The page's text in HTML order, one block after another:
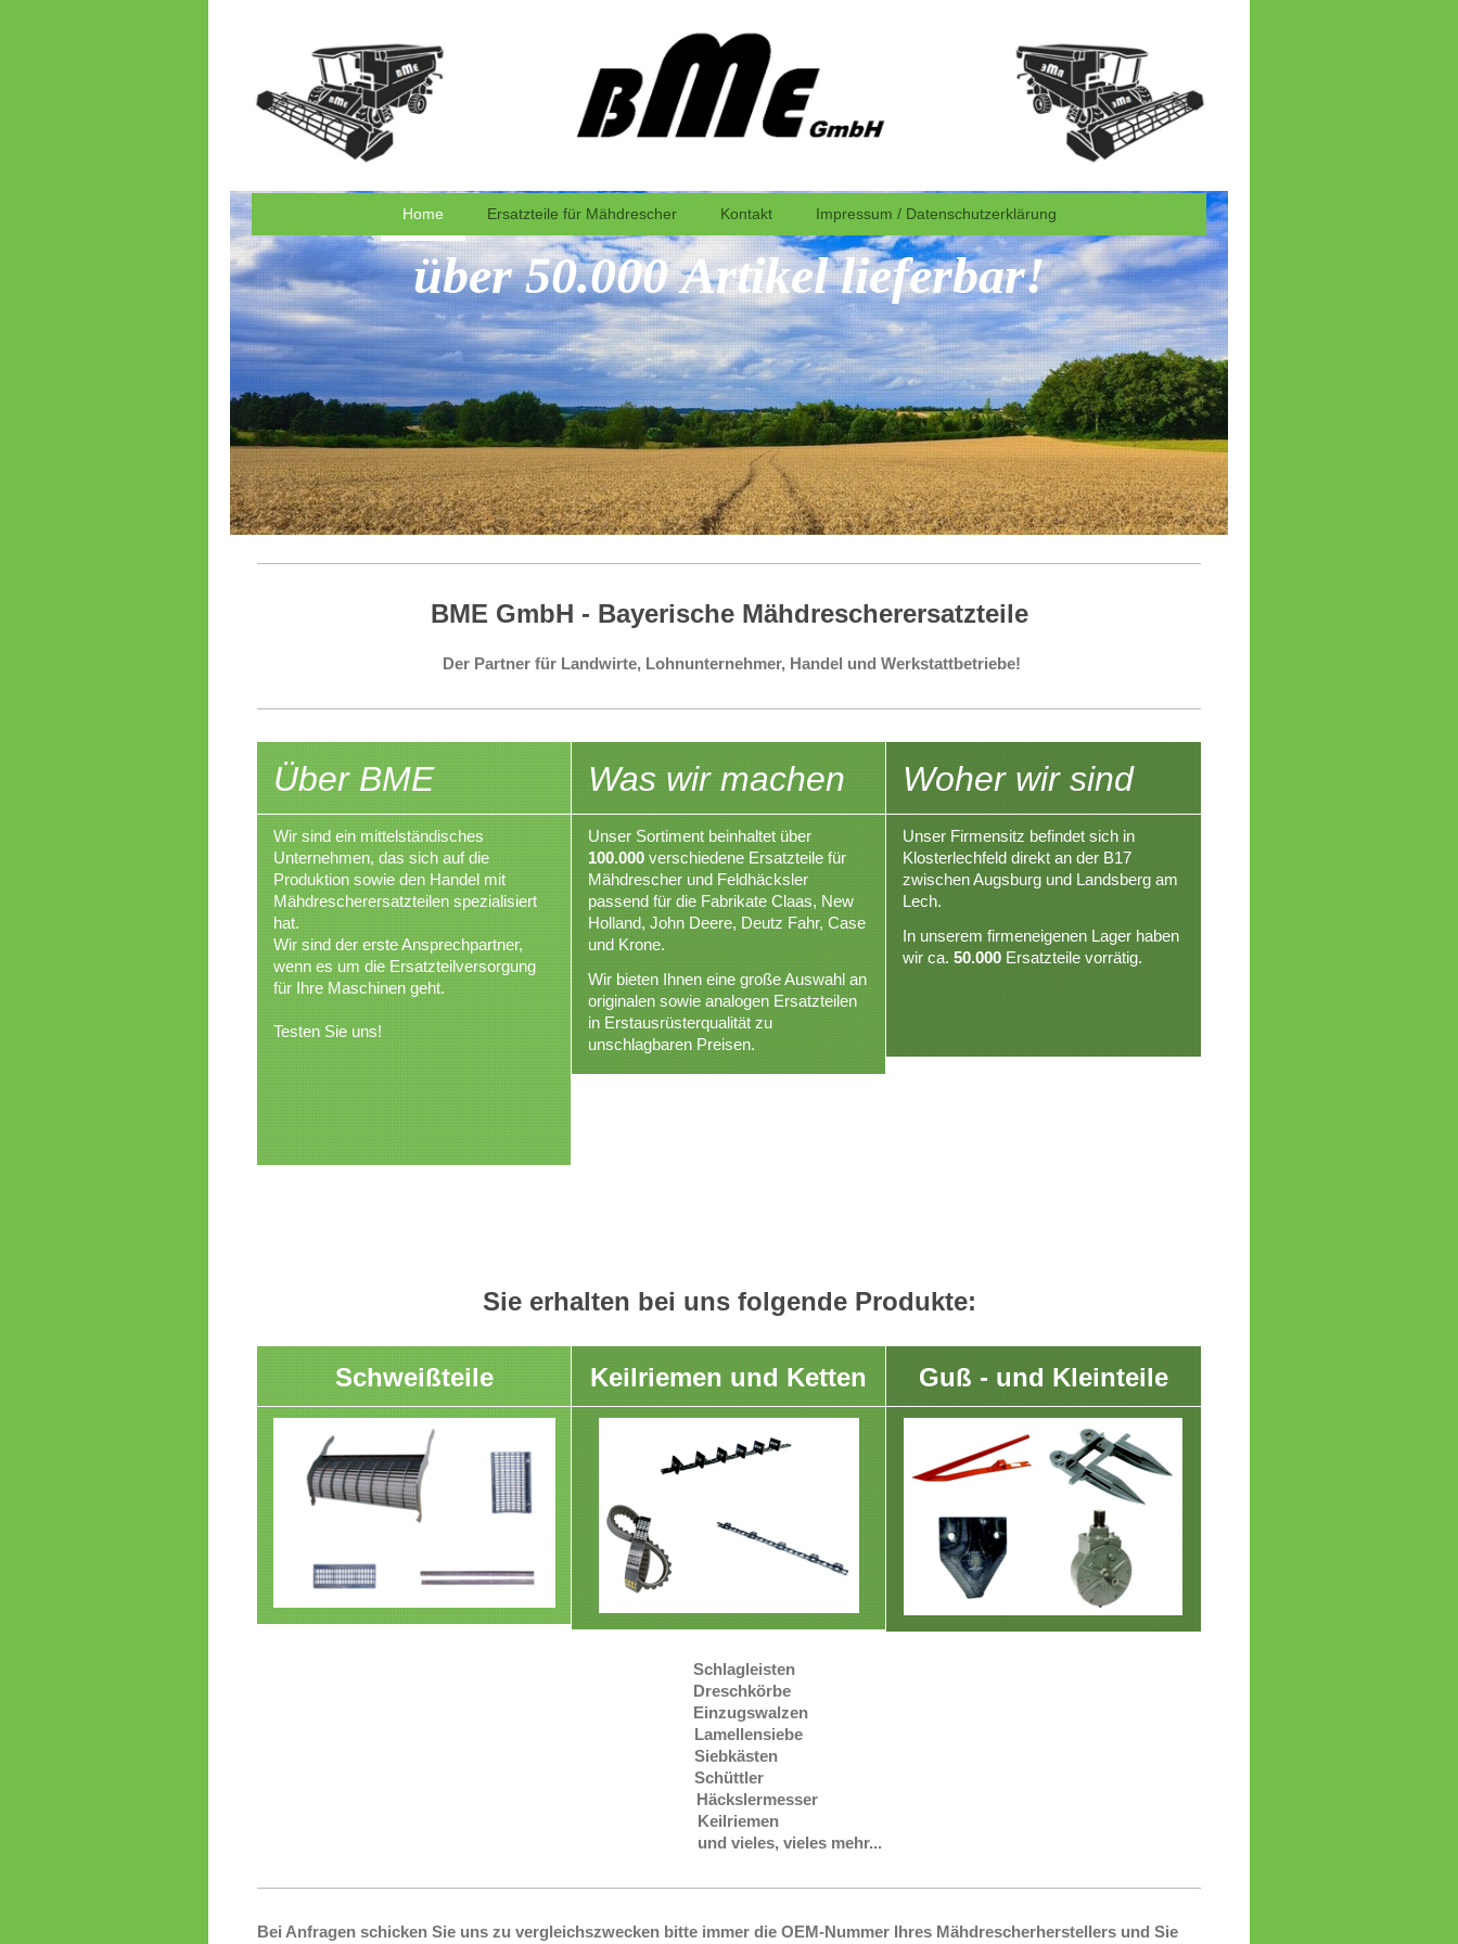
Home Ersatzteile für Mähdrescher Kontakt Impressum / Datenschutzerklärung
über 50.000 Artikel lieferbar!
BME GmbH - Bayerische Mähdrescherersatzteile
Der Partner für Landwirte, Lohnunternehmer, Handel und Werkstattbetriebe!
Über BME
Wir sind ein mittelständisches
Unternehmen, das sich auf die
Produktion sowie den Handel mit
Mähdrescherersatzteilen spezialisiert
hat.
Wir sind der erste Ansprechpartner,
wenn es um die Ersatzteilversorgung
für Ihre Maschinen geht.
Testen Sie uns!
Was wir machen
Unser Sortiment beinhaltet über
100.000verschiedene Ersatzteile für
Mähdrescher und Feldhäcksler
passend für die Fabrikate Claas, New
Holland, John Deere, Deutz Fahr, Case
und Krone.
Wir bieten Ihnen eine große Auswahl an
originalen sowie analogen Ersatzteilen
in Erstausrüsterqualität zu
unschlagbaren Preisen.
Woher wir sind
Unser Firmensitz befindet sich in
Klosterlechfeld direkt an der B17
zwischen Augsburg und Landsberg am
Lech.
In unserem firmeneigenen Lager haben
wir ca. 50.000Ersatzteile vorrätig.
Sie erhalten bei uns folgende Produkte:
Schweißteile Keilriemen und Ketten Guß - und Kleinteile
Schlagleisten
Dreschkörbe
Einzugswalzen
Lamellensiebe
Siebkästen
Schüttler
Häckslermesser
Keilriemen
und vieles, vieles mehr...
Bei Anfragen schicken Sie uns zu vergleichszwecken bitte immer die OEM-Nummer Ihres Mähdrescherherstellers und Sie